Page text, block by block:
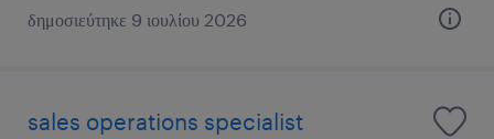
δημοσιεύτηκε 9 ιουλίου 2026
sales operations specialist